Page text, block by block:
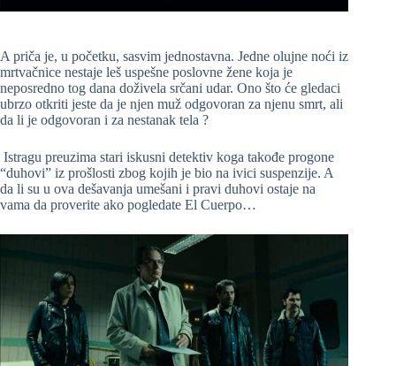
A priča je, u početku, sasvim jednostavna. Jedne olujne noći iz
mrtvačnice nestaje leš uspešne poslovne žene koja je
neposredno tog dana doživela srčani udar. Ono što će gledaci
ubrzo otkriti jeste da je njen muž odgovoran za njenu smrt, ali
da li je odgovoran i za nestanak tela ?
Istragu preuzima stari iskusni detektiv koga takođe progone
“duhovi” iz prošlosti zbog kojih je bio na ivici suspenzije. A
da li su u ova dešavanja umešani i pravi duhovi ostaje na
vama da proverite ako pogledate El Cuerpo…